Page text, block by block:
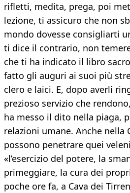
rifletti, medita, prega, poi
lezione, ti assicuro che non
mondo dovesse consigliarti
ti dice il contrario, non
che ti ha indicato il libro
fatto gli auguri ai suoi più
clero e laici. E, dopo averli
prezioso servizio che
ha messo il dito nella piaga,
relazioni umane. Anche nella
possono penetrare quei
«l’esercizio del potere, la
primeggiare, la cura dei
poche ore fa, a Cava dei